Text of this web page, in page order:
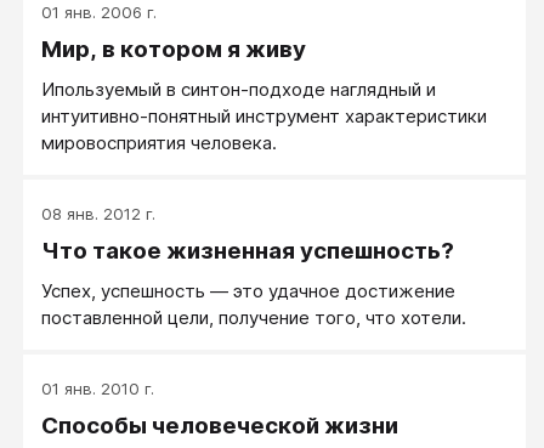
01 янв. 2006 г.
Мир, в котором я живу
Ипользуемый в синтон-подходе наглядный и
интуитивно-понятный инструмент характеристики
мировосприятия человека.
08 янв. 2012 г.
Что такое жизненная успешность?
Успех, успешность — это удачное достижение
поставленной цели, получение того, что хотели.
01 янв. 2010 г.
Способы человеческой жизни